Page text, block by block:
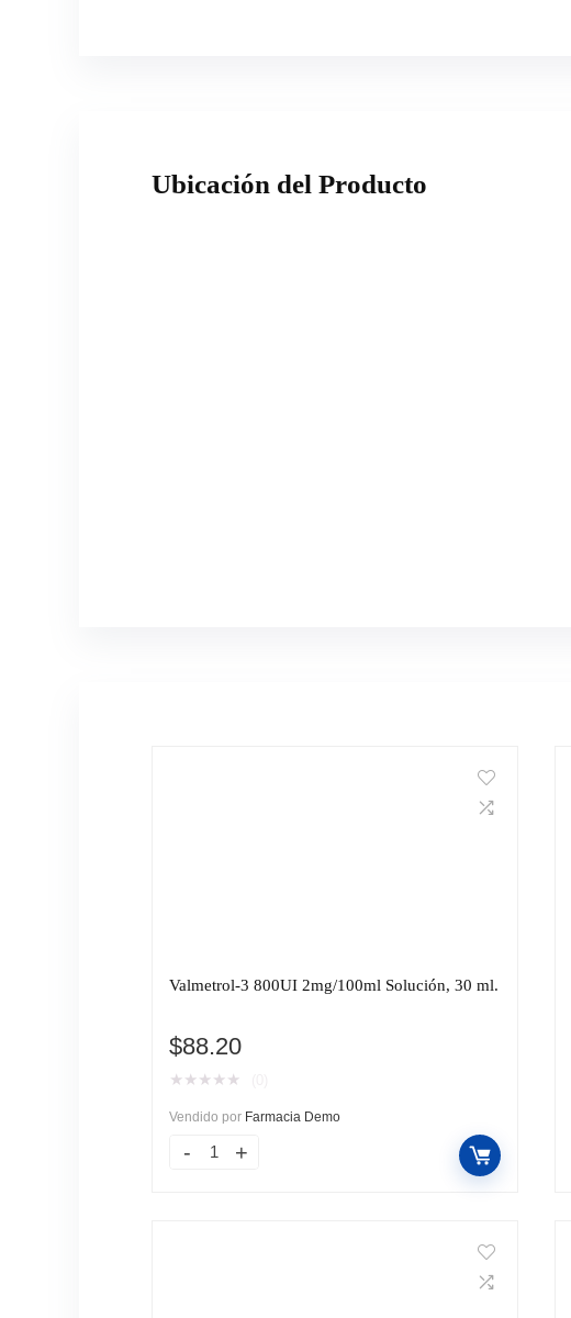
Ubicación del Producto
Valmetrol-3 800UI 2mg/100ml Solución, 30 ml.
$88.20
★ ★ ★ ★ ★
Vendido por Farmacia Demo